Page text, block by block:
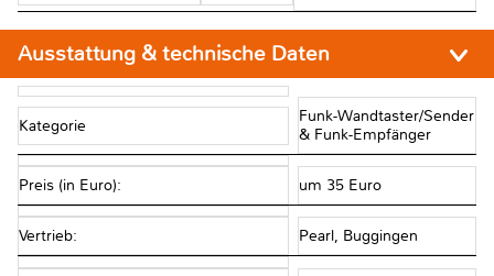
Ausstattung & technische Daten
Kategorie
Funk-Wandtaster/Sender
& Funk-Empfänger
Preis (in Euro): um 35 Euro
Vertrieb: Pearl, Buggingen